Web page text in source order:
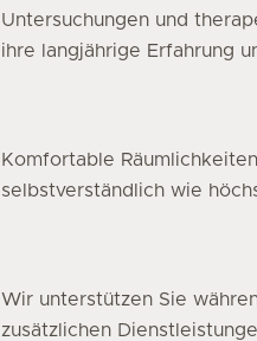
Untersuchungen und
ihre langjährige Erfahrung
Komfortable
selbstverständlich wie
Wir unterstützen Sie
zusätzlichen